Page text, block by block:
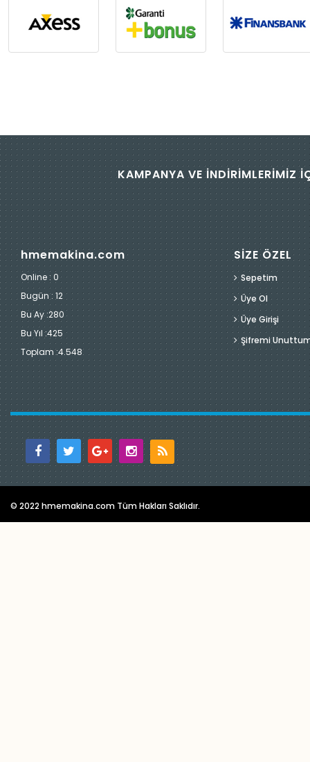
KAMPANYA VE İNDİRİMLERİMİZ
hmemakina.com
Online : 0
Bugün : 12
Bu Ay :280
Bu Yıl :425
Toplam :4.548
SİZE ÖZEL
Sepetim
Üye Ol
Üye Girişi
Şifremi
© 2022 hmemakina.com Tüm Hakları Saklıdır.